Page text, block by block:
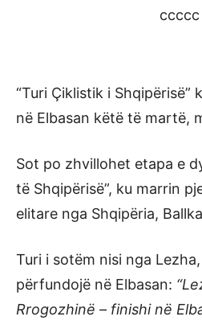
ccccc
“Turi Çiklistik i Shqipërisë”
në Elbasan këtë të martë,
Sot po zhvillohet etapa e
të Shqipërisë”, ku marrin
elitare nga Shqipëria,
Turi i sotëm nisi nga
përfundojë në Elbasan:
Rrogozhinë – finishi në